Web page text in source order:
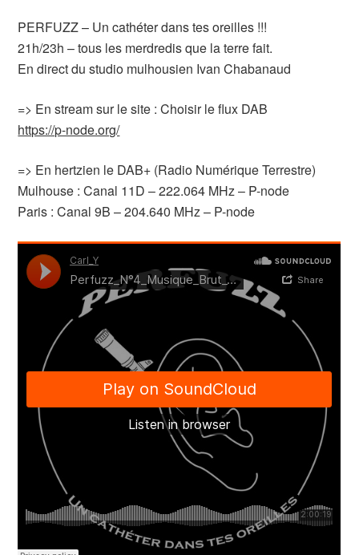
PERFUZZ – Un cathéter dans tes oreilles !!!
21h/23h – tous les merdredis que la terre fait.
En direct du studio mulhousien Ivan Chabanaud
=> En stream sur le site : Choisir le flux DAB
https://p-node.org/
=> En hertzien le DAB+ (Radio Numérique Terrestre)
Mulhouse : Canal 11D – 222.064 MHz – P-node
Paris : Canal 9B – 204.640 MHz – P-node